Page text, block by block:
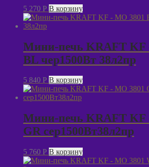
5 270 P В корзину
Мини-печь KRAFT KF
BL чер1500Вт 38л2пр
5 840 P В корзину
Мини-печь KRAFT KF
GR сер1500Вт38л2пр
5 760 P В корзину